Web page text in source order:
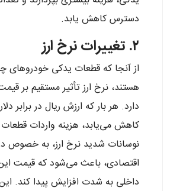
دسترس کاهش یابد.
۲. تغییرات نرخ ارز
از آنجا که قطعات یدکی خودروهای
هستند، نرخ ارز تأثیر مستقیم بر
دارد. هر بار که ارزش ریال در برابر
کاهش می‌یابد، هزینه واردات
نوسانات شدید نرخ ارز، به خصوص
اقتصادی، باعث می‌شود که قیمت این
داخلی به شدت افزایش پیدا کند.